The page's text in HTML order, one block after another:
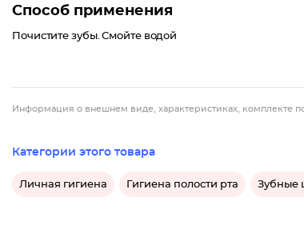
Способ применения
Почистите зубы. Смойте водой
Информация о внешнем виде, характеристиках, комплекте
Категории этого товара
Личная гигиена Гигиена полости рта Зубные